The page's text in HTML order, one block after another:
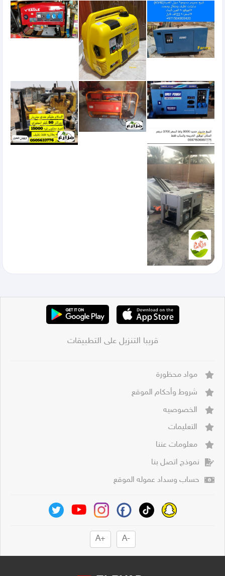
قريبا التنزيل على التطبيقات
مواد محظورة
شروط وأحكام الموقع
الخصوصيه
التعليمات
معلومات عننا
نموذج اتصل بنا
حساب وسداد عموله الموقع
-A
+A